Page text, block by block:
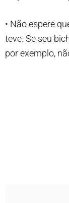
• Não espere
teve. Se seu
por exemplo,